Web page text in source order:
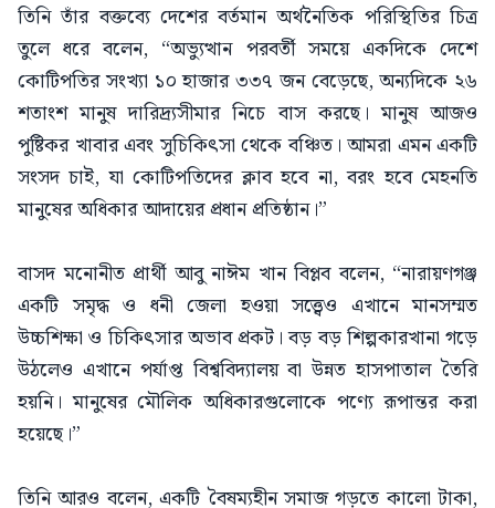
​তিনি তাঁর বক্তব্যে দেশের বর্তমান অর্থনৈতিক পরিস্থিতির চিত্র
তুলে ধরে বলেন, “অভ্যুত্থান পরবর্তী সময়ে একদিকে দেশে
কোটিপতির সংখ্যা ১০ হাজার ৩৩৭ জন বেড়েছে, অন্যদিকে ২৬
শতাংশ মানুষ দারিদ্র্যসীমার নিচে বাস করছে। মানুষ আজও
পুষ্টিকর খাবার এবং সুচিকিৎসা থেকে বঞ্চিত। আমরা এমন একটি
সংসদ চাই, যা কোটিপতিদের ক্লাব হবে না, বরং হবে মেহনতি
মানুষের অধিকার আদায়ের প্রধান প্রতিষ্ঠান।”
বাসদ মনোনীত প্রার্থী আবু নাঈম খান বিপ্লব বলেন, “নারায়ণগঞ্জ
একটি সমৃদ্ধ ও ধনী জেলা হওয়া সত্ত্বেও এখানে মানসম্মত
উচ্চশিক্ষা ও চিকিৎসার অভাব প্রকট। বড় বড় শিল্পকারখানা গড়ে
উঠলেও এখানে পর্যাপ্ত বিশ্ববিদ্যালয় বা উন্নত হাসপাতাল তৈরি
হয়নি। মানুষের মৌলিক অধিকারগুলোকে পণ্যে রূপান্তর করা
হয়েছে।”
​তিনি আরও বলেন, একটি বৈষম্যহীন সমাজ গড়তে কালো টাকা,